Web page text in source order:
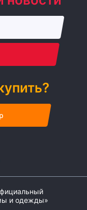
и одежды»